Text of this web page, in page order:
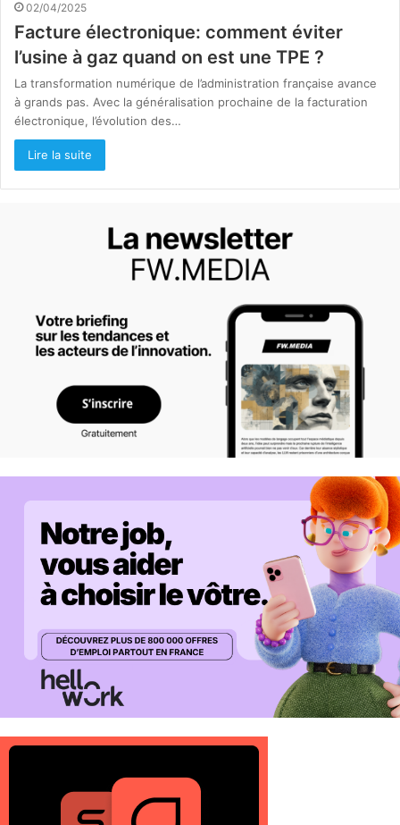
02/04/2025
Facture électronique: comment éviter
l’usine à gaz quand on est une TPE ?
La transformation numérique de l’administration française avance
à grands pas. Avec la généralisation prochaine de la facturation
électronique, l’évolution des…
Lire la suite